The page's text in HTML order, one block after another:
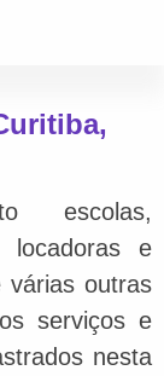
escolas,
locadoras e
várias outras
serviços e
nesta